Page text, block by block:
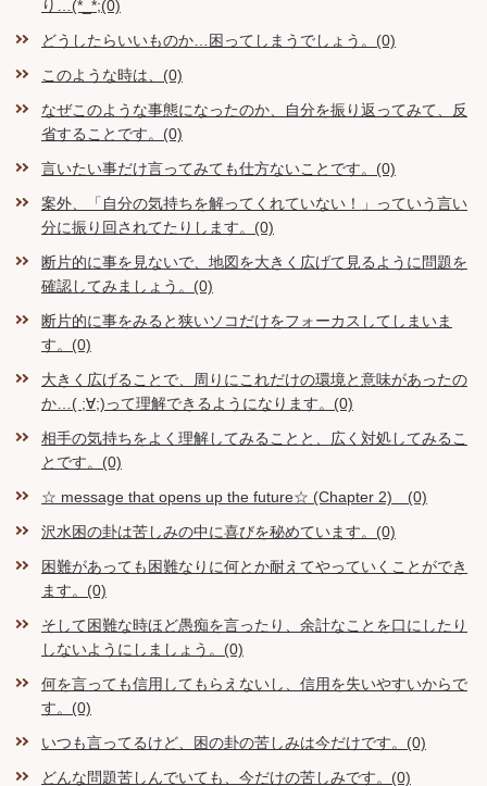
り…(*_*;(0)
どうしたらいいものか…困ってしまうでしょう。(0)
このような時は、(0)
なぜこのような事態になったのか、自分を振り返ってみて、反
省することです。(0)
言いたい事だけ言ってみても仕方ないことです。(0)
案外、「自分の気持ちを解ってくれていない！」っていう言い
分に振り回されてたりします。(0)
断片的に事を見ないで、地図を大きく広げて見るように問題を
確認してみましょう。(0)
断片的に事をみると狭いソコだけをフォーカスしてしまいま
す。(0)
大きく広げることで、周りにこれだけの環境と意味があったの
か…( ;∀;)って理解できるようになります。(0)
相手の気持ちをよく理解してみることと、広く対処してみるこ
とです。(0)
☆ message that opens up the future☆ (Chapter 2) (0)
沢水困の卦は苦しみの中に喜びを秘めています。(0)
困難があっても困難なりに何とか耐えてやっていくことができ
ます。(0)
そして困難な時ほど愚痴を言ったり、余計なことを口にしたり
しないようにしましょう。(0)
何を言っても信用してもらえないし、信用を失いやすいからで
す。(0)
いつも言ってるけど、困の卦の苦しみは今だけです。(0)
どんな問題苦しんでいても、今だけの苦しみです。(0)